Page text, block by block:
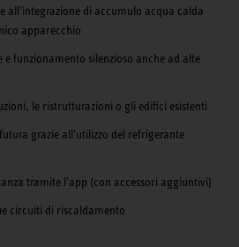
all'integrazione di accumulo acqua calda
apparecchio
e funzionamento silenzioso anche ad alte
le ristrutturazioni o gli edifici esistenti
grazie all'utilizzo del refrigerante
tramite l'app (con accessori aggiuntivi)
circuiti di riscaldamento